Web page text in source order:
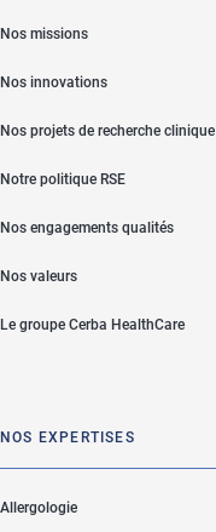
Nos missions
Nos innovations
Nos projets de recherche clinique
Notre politique RSE
Nos engagements qualités
Nos valeurs
Le groupe Cerba HealthCare
NOS EXPERTISES
Allergologie